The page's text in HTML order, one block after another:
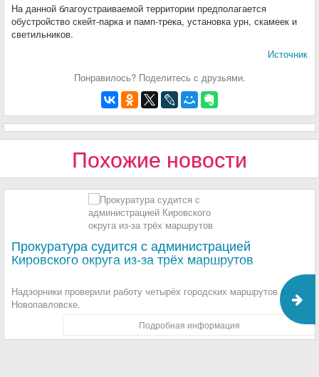
На данной благоустраиваемой территории предполагается
обустройство скейт-парка и памп-трека, установка урн, скамеек и
светильников.
Источник
Понравилось? Поделитесь с друзьями.
Похожие новости
Прокуратура судится с администрацией
Кировского округа из-за трёх маршрутов
Надзорники проверили работу четырёх городских маршрутов в
Новопавловске.
Подробная информация